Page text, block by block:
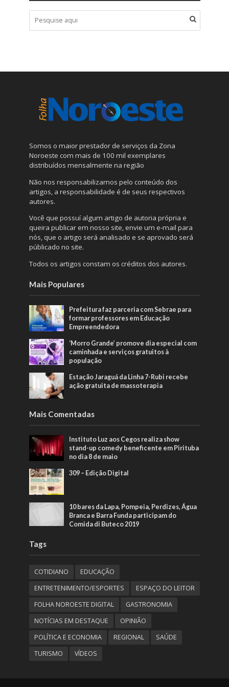
Somos o maior prestador de serviços da Zona
Noroeste com mais de 100 mil exemplares
distribuídos mensalmente na região
Não nos responsabilizamos pelo conteúdo dos
artigos, a responsabilidade é de seus respectivos
autores.
Você que possuí algum artigo de autoria própria e
queira publicar em nosso site, envie um e-mail para
nós, que o artigo será analisado e se aprovado será
públicado no site.
Todos os artigos constam os créditos dos autores.
Mais Populares
Prefeitura faz parceria com Sebrae para
formar professores em Educação
Empreendedora
‘Morro Grande’ promove dia especial com
caminhada e serviços gratuitos à
população
Estação Jaraguá da Linha 7-Rubi recebe
ação gratuita de massoterapia
Mais Comentadas
Instituto Luz aos Cegos realiza show
stand-up comedy beneficente em Pirituba
no dia 8 de maio
309 – Edição Digital
10 bares da Lapa, Pompeia, Perdizes, Água
Branca e Barra Funda participam do
Comida di Buteco 2019
Tags
COTIDIANO
EDUCAÇÃO
ENTRETENIMENTO/ESPORTES
ESPAÇO DO LEITOR
FOLHA NOROESTE DIGITAL
GASTRONOMIA
NOTÍCIAS EM DESTAQUE
OPINIÃO
POLÍTICA E ECONOMIA
REGIONAL
SAÚDE
TURISMO
VÍDEOS